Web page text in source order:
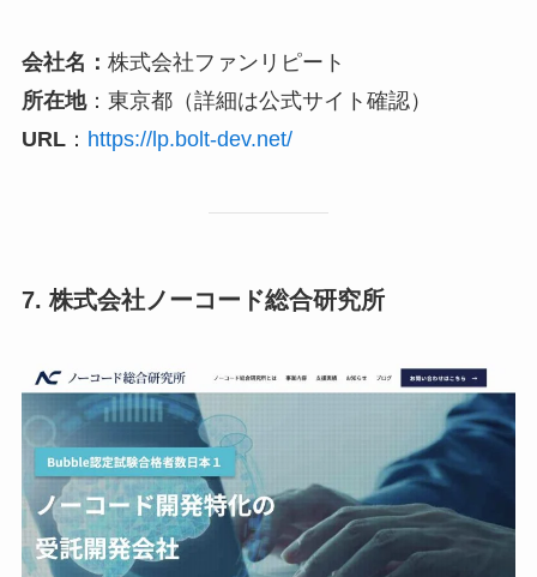
会社名： 株式会社ファンリピート
所在地：東京都（詳細は公式サイト確認）
URL： https://lp.bolt-dev.net/
7. 株式会社ノーコード総合研究所